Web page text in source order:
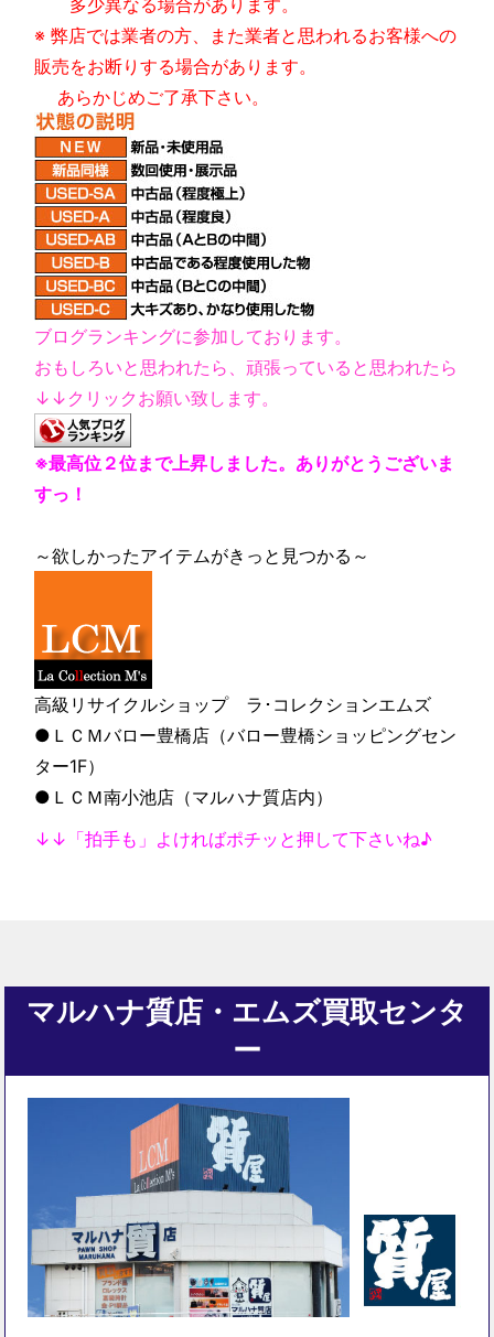
多少異なる場合があります。
※ 弊店では業者の方、また業者と思われるお客様への
販売をお断りする場合があります。
あらかじめご了承下さい。
ブログランキングに参加しております。
おもしろいと思われたら、頑張っていると思われたら
↓↓クリックお願い致します。
※最高位２位まで上昇しました。ありがとうございま
すっ！
～欲しかったアイテムがきっと見つかる～
高級リサイクルショップ ラ･コレクションエムズ
●ＬＣＭバロー豊橋店（バロー豊橋ショッピングセン
ター1F）
●ＬＣＭ南小池店（マルハナ質店内）
↓↓「拍手も」よければポチッと押して下さいね♪
マルハナ質店・エムズ買取センタ
ー